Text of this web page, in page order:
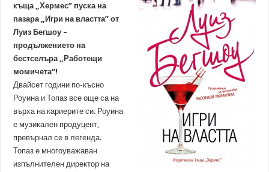
къща „Хермес” пуска на
пазара „Игри на властта” от
Луиз Бегшоу –
продължението на
бестселъра „Работещи
момичета“!
Двайсет години по-късно
Роуина и Топаз все още са на
върха на кариерите си. Роуина
е музикален продуцент,
превърнал се в легенда.
Топаз е многоуважаван
изпълнителен директор на